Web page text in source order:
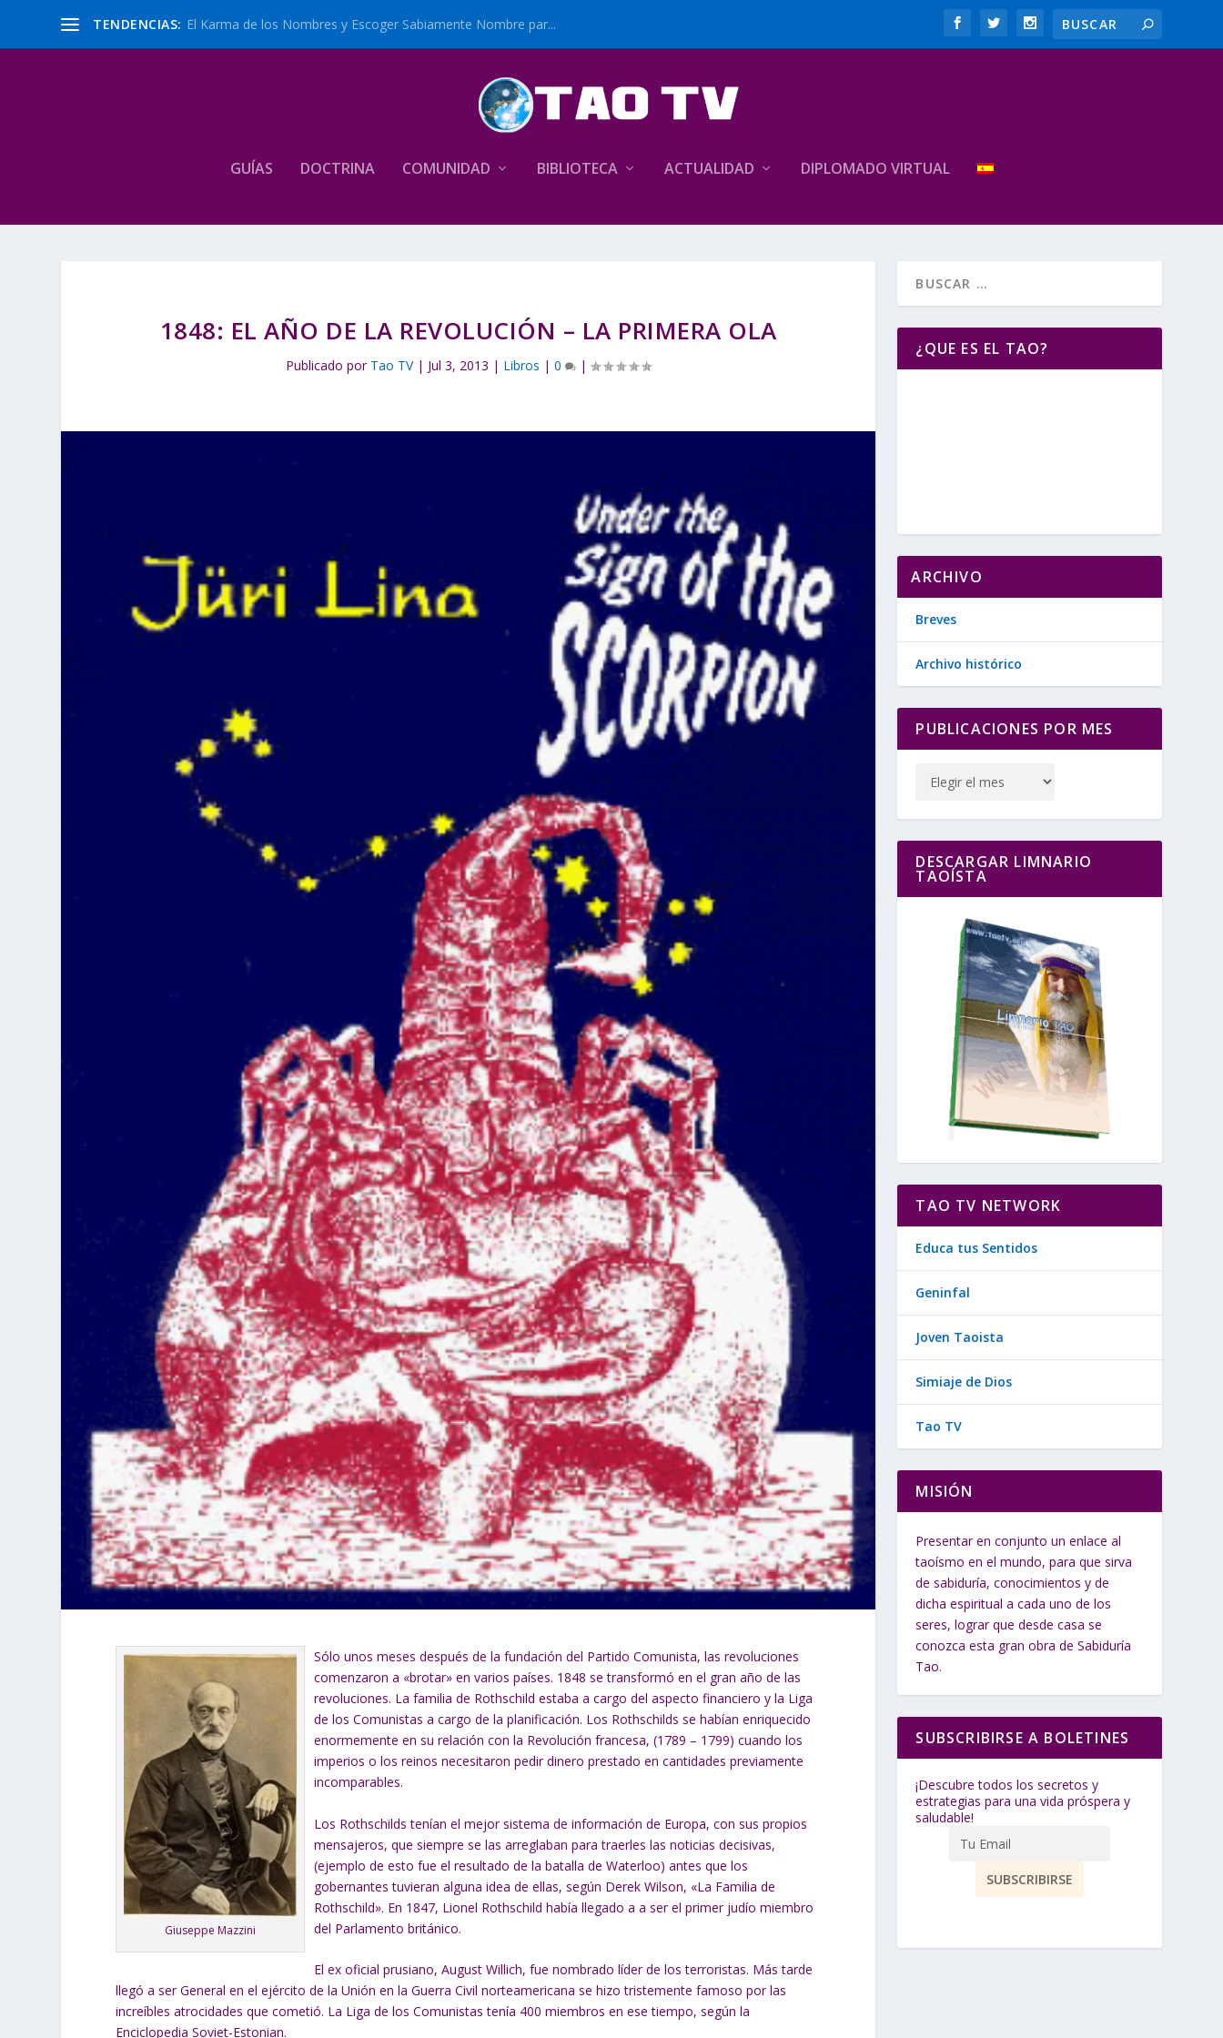
TENDENCIAS: El Karma de los Nombres y Escoger Sabiamente Nombre par...
GUÍAS DOCTRINA COMUNIDAD BIBLIOTECA ACTUALIDAD DIPLOMADO VIRTUAL
1848: EL AÑO DE LA REVOLUCIÓN – LA PRIMERA OLA
Publicado por Tao TV| Jul 3, 2013 | Libros |0 |
Giuseppe Mazzini
Sólo unos meses después de la fundación del Partido Comunista, las revoluciones
comenzaron a «brotar» en varios países. 1848 se transformó en el gran año de las
revoluciones. La familia de Rothschild estaba a cargo del aspecto financiero y la Liga
de los Comunistas a cargo de la planificación. Los Rothschilds se habían enriquecido
enormemente en su relación con la Revolución francesa, (1789 – 1799) cuando los
imperios o los reinos necesitaron pedir dinero prestado en cantidades previamente
incomparables.
Los Rothschilds tenían el mejor sistema de información de Europa, con sus propios
mensajeros, que siempre se las arreglaban para traerles las noticias decisivas,
(ejemplo de esto fue el resultado de la batalla de Waterloo) antes que los
gobernantes tuvieran alguna idea de ellas, según Derek Wilson, «La Familia de
Rothschild». En 1847, Lionel Rothschild había llegado a a ser el primer judío miembro
del Parlamento británico.
El ex oficial prusiano, August Willich, fue nombrado líder de los terroristas. Más tarde
llegó a ser General en el ejército de la Unión en la Guerra Civil norteamericana se hizo tristemente famoso por las
increíbles atrocidades que cometió. La Liga de los Comunistas tenía 400 miembros en ese tiempo, según la
Enciclopedia Soviet-Estonian.
¿QUE ES EL TAO?
ARCHIVO
Breves
Archivo histórico
PUBLICACIONES POR MES
DESCARGAR LIMNARIO
TAOÍSTA
TAO TV NETWORK
Educa tus Sentidos
Geninfal
Joven Taoista
Simiaje de Dios
Tao TV
MISIÓN
Presentar en conjunto un enlace al
taoísmo en el mundo, para que sirva
de sabiduría, conocimientos y de
dicha espiritual a cada uno de los
seres, lograr que desde casa se
conozca esta gran obra de Sabiduría
Tao.
SUBSCRIBIRSE A BOLETINES
¡Descubre todos los secretos y
estrategias para una vida próspera y
saludable!